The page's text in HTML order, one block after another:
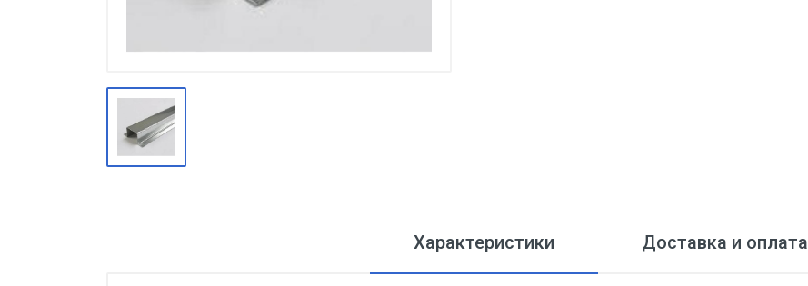
Нержавеющий металлопрокат
метизы
Оцинкованный металлопрокат
Запорная арматура
Характеристики Доставка и оплата